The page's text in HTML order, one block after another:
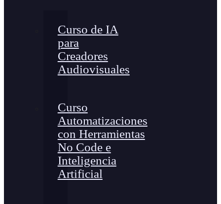
Curso de IA
para
Creadores
Audiovisuales
Curso
Automatizaciones
con Herramientas
No Code e
Inteligencia
Artificial